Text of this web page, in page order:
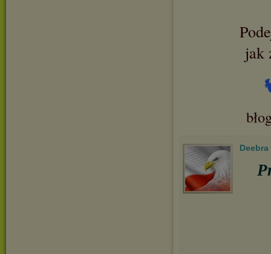
jak
Deebra